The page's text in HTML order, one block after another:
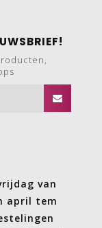
van
april tem